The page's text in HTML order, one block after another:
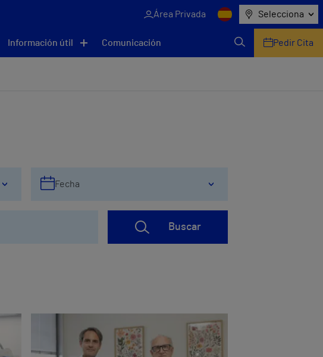
Área Privada Selecciona
Información útil Comunicación Pedir Cita
Fecha
Buscar